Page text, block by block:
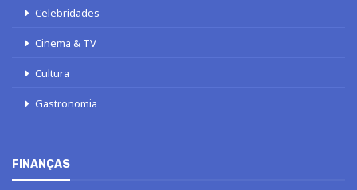
Celebridades
Cinema & TV
Cultura
Gastronomia
FINANÇAS